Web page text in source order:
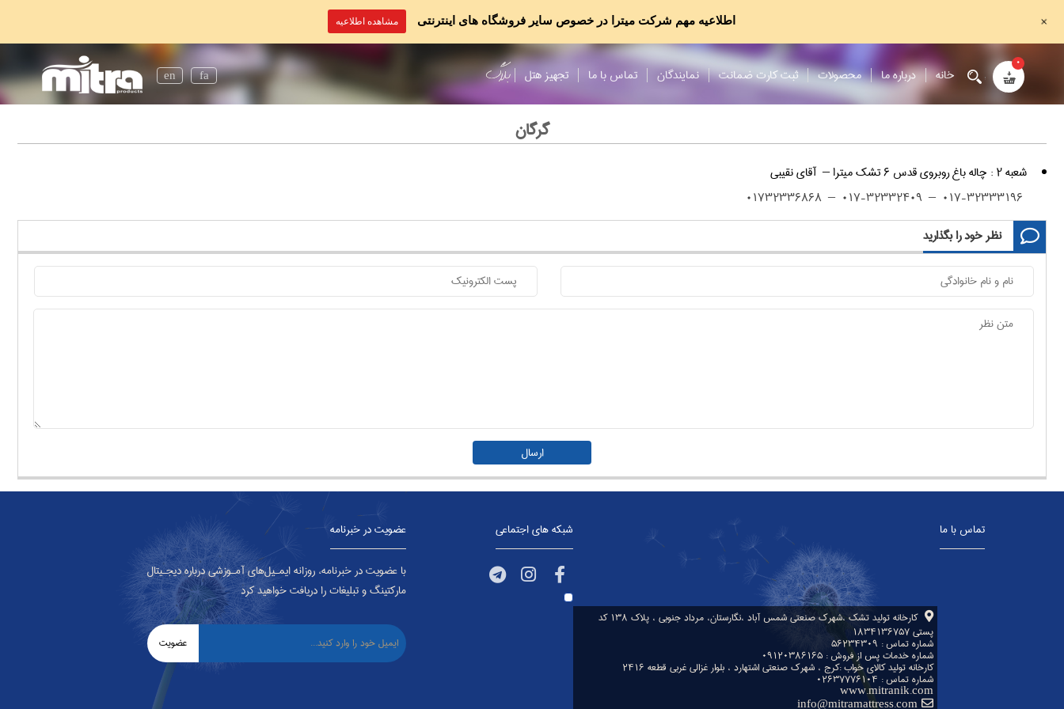
۰
خانه درباره ما محصولات ثبت کارت ضمانت نمایندگان تماس با ما تجهیز هتل fa
en
گرگان
شعبه ۲ :
چاله باغ روبروی قدس ۶ تشک میترا – آقای نقیبی
۰۱۷-۳۲۳۳۳۱۹۶ – ۰۱۷-۳۲۳۳۲۴۰۹ – ۰۱۷۳۲۳۳۶۸۶۸
 نظر خود را بگذارید
تماس با ما
کارخانه تولید تشک ،شهرک صنعتی شمس آباد ،نگارستان، مرداد جنوبی ، پلاک ۱۳۸ کد
پستی ۱۸۳۴۱۳۶۷۵۷
شماره تماس : ۵۶۲۳۴۳۰۹
شماره خدمات پس از فروش : ۰۹۱۲۰۳۸۶۱۶۵
کارخانه تولید کالای خواب :کرج ، شهرک صنعتی اشتهارد ، بلوار غزالی غربی قطعه ۲۴۱۶
شماره تماس : ۰۲۶۳۷۷۷۶۱۰۴
www.mitranik.com
info@mitramattress.com
شبکه های اجتماعی
عضویت در خبرنامه
با عضویت در خبرنامه، روزانه ایمـیل‌های آمـوزشی درباره دیجـیتال
مارکتینگ و تبلیغات را دریافت خواهید کرد
اطلاعیه مهم شرکت میترا در خصوص سایر فروشگاه های اینترنتی مشاهده اطلاعیه +